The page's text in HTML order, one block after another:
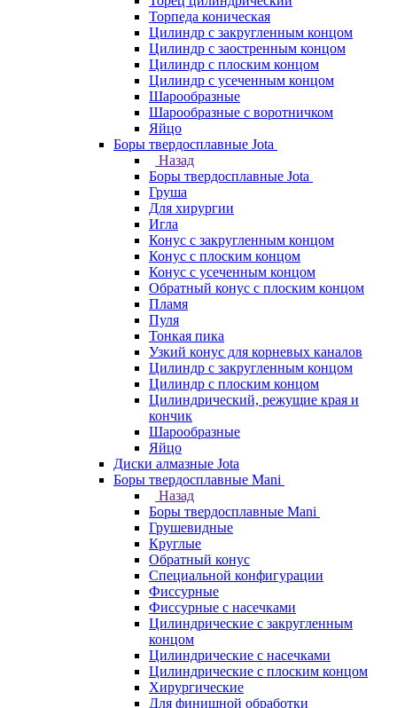
Торпеда коническая
Цилиндр с закругленным концом
Цилиндр с заостренным концом
Цилиндр с плоским концом
Цилиндр с усеченным концом
Шарообразные
Шарообразные с воротничком
Яйцо
Боры твердосплавные Jota
Назад
Боры твердосплавные Jota
Груша
Для хирургии
Игла
Конус с закругленным концом
Конус с плоским концом
Конус с усеченным концом
Обратный конус с плоским концом
Пламя
Пуля
Тонкая пика
Узкий конус для корневых каналов
Цилиндр с закругленным концом
Цилиндр с плоским концом
Цилиндрический, режущие края и
кончик
Шарообразные
Яйцо
Диски алмазные Jota
Боры твердосплавные Mani
Назад
Боры твердосплавные Mani
Грушевидные
Круглые
Обратный конус
Специальной конфигурации
Фиссурные
Фиссурные с насечками
Цилиндрические с закругленным
концом
Цилиндрические с насечками
Цилиндрические с плоским концом
Хирургические
Для финишной обработки